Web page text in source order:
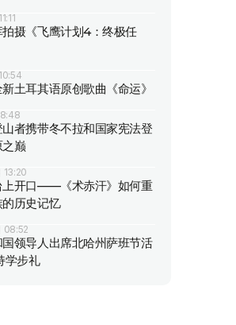
摄《飞鹰计划4：终极任
土耳其语原创歌曲《命运》
者携带冬不拉和国家宪法登
巅
13:20
上开口——《术赤汗》如何重
历史记忆
08:52
领导人出席北哈州萨班节活
学步礼